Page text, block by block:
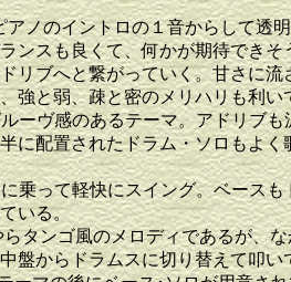
ノのイントロの１音からして透
ンスも良くて、何かが期待でき
リブへと繋がっていく。甘さに
強と弱、疎と密のメリハリも利い
ヴ感のあるテーマ。アドリブも
に配置されたドラム・ソロもよ
って軽快にスイング。ベースも
いる。
タンゴ風のメロディであるが、な
盤からドラムスに切り替えて叩い